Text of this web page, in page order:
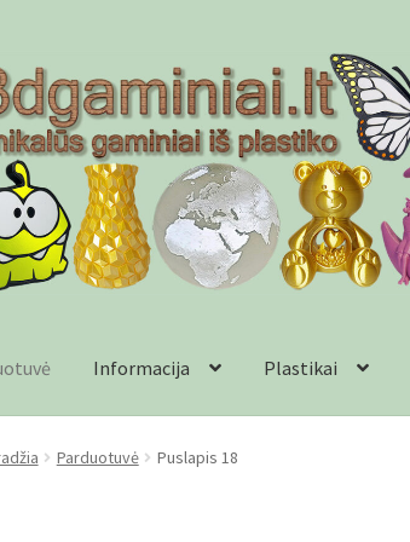
Informacija Plastikai
Checkout Gamyba pagal užsakymą
Parduotuvė Puslapis 18